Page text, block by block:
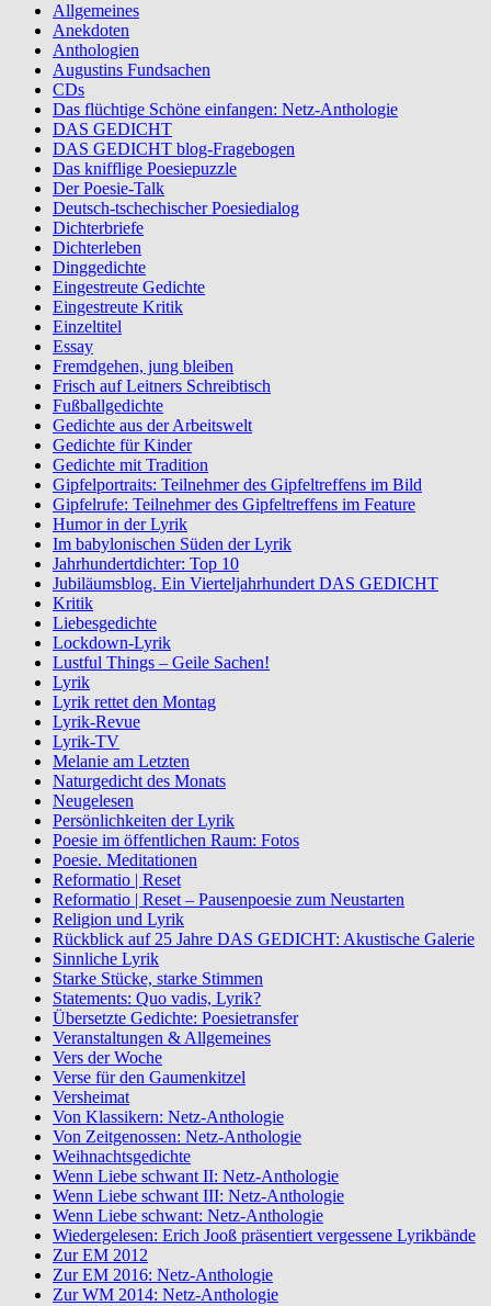
Allgemeines
Anekdoten
Anthologien
Augustins Fundsachen
CDs
Das flüchtige Schöne einfangen: Netz-Anthologie
DAS GEDICHT
DAS GEDICHT blog-Fragebogen
Das knifflige Poesiepuzzle
Der Poesie-Talk
Deutsch-tschechischer Poesiedialog
Dichterbriefe
Dichterleben
Dinggedichte
Eingestreute Gedichte
Eingestreute Kritik
Einzeltitel
Essay
Fremdgehen, jung bleiben
Frisch auf Leitners Schreibtisch
Fußballgedichte
Gedichte aus der Arbeitswelt
Gedichte für Kinder
Gedichte mit Tradition
Gipfelportraits: Teilnehmer des Gipfeltreffens im Bild
Gipfelrufe: Teilnehmer des Gipfeltreffens im Feature
Humor in der Lyrik
Im babylonischen Süden der Lyrik
Jahrhundertdichter: Top 10
Jubiläumsblog. Ein Vierteljahrhundert DAS GEDICHT
Kritik
Liebesgedichte
Lockdown-Lyrik
Lustful Things – Geile Sachen!
Lyrik
Lyrik rettet den Montag
Lyrik-Revue
Lyrik-TV
Melanie am Letzten
Naturgedicht des Monats
Neugelesen
Persönlichkeiten der Lyrik
Poesie im öffentlichen Raum: Fotos
Poesie. Meditationen
Reformatio | Reset
Reformatio | Reset – Pausenpoesie zum Neustarten
Religion und Lyrik
Rückblick auf 25 Jahre DAS GEDICHT: Akustische Galerie
Sinnliche Lyrik
Starke Stücke, starke Stimmen
Statements: Quo vadis, Lyrik?
Übersetzte Gedichte: Poesietransfer
Veranstaltungen & Allgemeines
Vers der Woche
Verse für den Gaumenkitzel
Versheimat
Von Klassikern: Netz-Anthologie
Von Zeitgenossen: Netz-Anthologie
Weihnachtsgedichte
Wenn Liebe schwant II: Netz-Anthologie
Wenn Liebe schwant III: Netz-Anthologie
Wenn Liebe schwant: Netz-Anthologie
Wiedergelesen: Erich Jooß präsentiert vergessene Lyrikbände
Zur EM 2012
Zur EM 2016: Netz-Anthologie
Zur WM 2014: Netz-Anthologie